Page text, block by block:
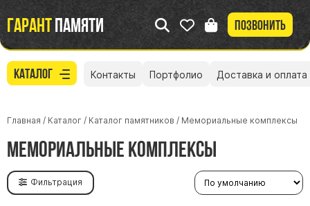
Гарантпамяти Позвонить
Каталог Контакты Портфолио Доставка и оплата
Главная / Каталог / Каталог памятников / Мемориальные комплексы
Мемориальные комплексы
Фильтрация